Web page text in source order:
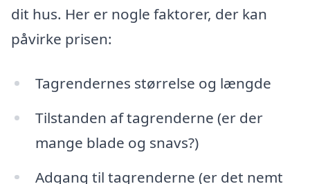
dit hus. Her er nogle faktorer, der kan
påvirke prisen:
Tagrendernes størrelse og længde
Tilstanden af tagrenderne (er der
mange blade og snavs?)
Adgang til tagrenderne (er det nemt